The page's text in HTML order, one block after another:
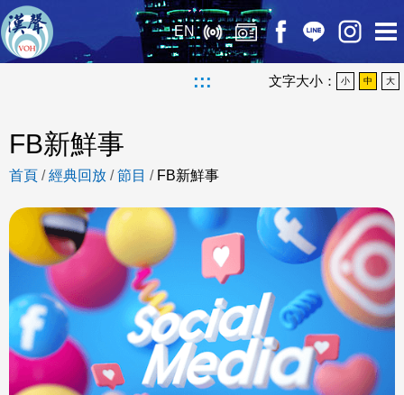
EN
::: 文字大小： 小 中 大
FB新鮮事
首頁 /經典回放 /節目 / FB新鮮事